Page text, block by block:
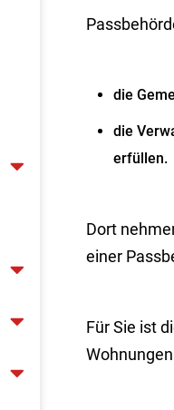
die
die
erfüllen.
Dort
einer
Für Sie ist